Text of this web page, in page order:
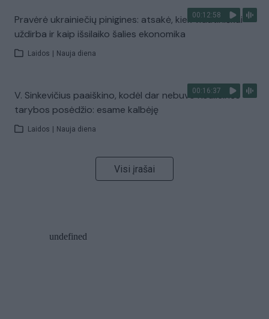
00:12:58
Pravėrė ukrainiečių pinigines: atsakė, kiek vidutiniškai
uždirba ir kaip išsilaiko šalies ekonomika
Laidos Nauja diena
00:16:37
V. Sinkevičius paaiškino, kodėl dar nebuvo Koalicinės
tarybos posėdžio: esame kalbėję
Laidos Nauja diena
Visi įrašai